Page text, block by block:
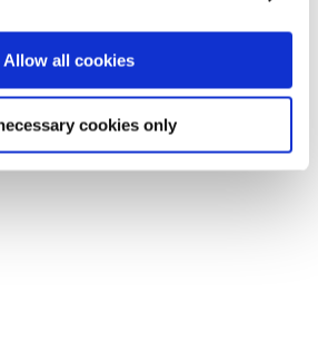
Allow all cookies
cookies only